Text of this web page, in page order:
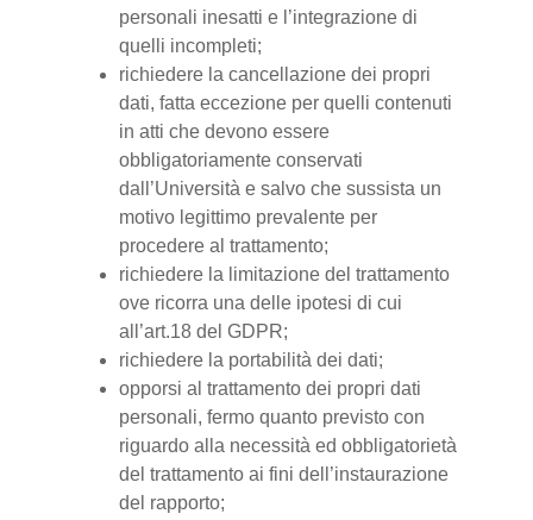
personali inesatti e l’integrazione di
quelli incompleti;
richiedere la cancellazione dei propri
dati, fatta eccezione per quelli contenuti
in atti che devono essere
obbligatoriamente conservati
dall’Università e salvo che sussista un
motivo legittimo prevalente per
procedere al trattamento;
richiedere la limitazione del trattamento
ove ricorra una delle ipotesi di cui
all’art.18 del GDPR;
richiedere la portabilità dei dati;
opporsi al trattamento dei propri dati
personali, fermo quanto previsto con
riguardo alla necessità ed obbligatorietà
del trattamento ai fini dell’instaurazione
del rapporto;